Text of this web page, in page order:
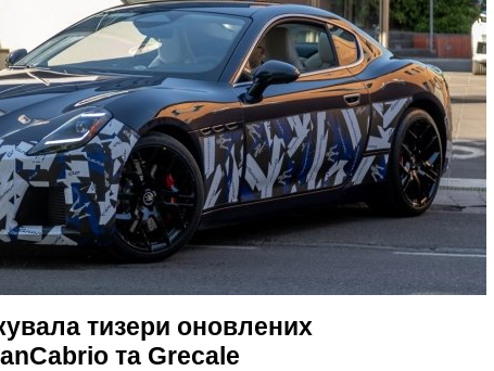
тизери оновлених
та Grecale